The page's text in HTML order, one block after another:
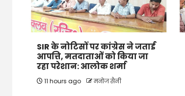
SIR के नोटिसों पर कांग्रेस ने जताई
आपत्ति, मतदाताओं को किया जा
रहा परेशान: आलोक शर्मा
11 hours ago मनोज सैनी